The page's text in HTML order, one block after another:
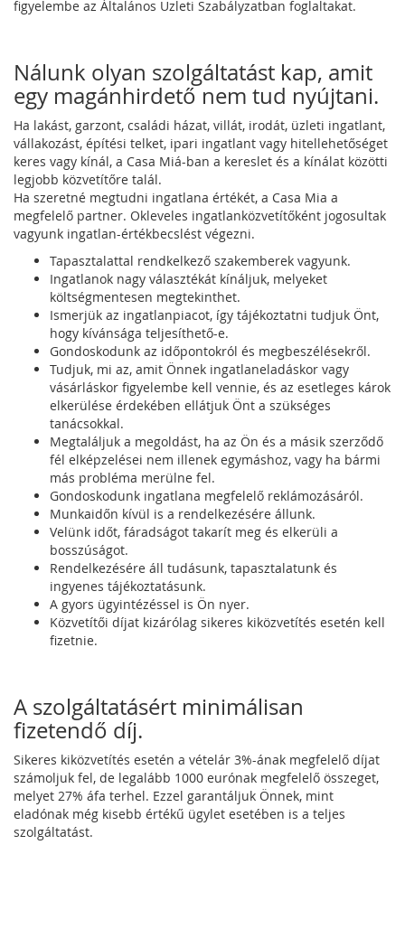
figyelembe az Általános Üzleti Szabályzatban foglaltakat.
Nálunk olyan szolgáltatást kap, amit
egy magánhirdető nem tud nyújtani.
Ha lakást, garzont, családi házat, villát, irodát, üzleti ingatlant,
vállakozást, építési telket, ipari ingatlant vagy hitellehetőséget
keres vagy kínál, a Casa Miá-ban a kereslet és a kínálat közötti
legjobb közvetítőre talál.
Ha szeretné megtudni ingatlana értékét, a Casa Mia a
megfelelő partner. Okleveles ingatlanközvetítőként jogosultak
vagyunk ingatlan-értékbecslést végezni.
Tapasztalattal rendkelkező szakemberek vagyunk.
Ingatlanok nagy választékát kínáljuk, melyeket
költségmentesen megtekinthet.
Ismerjük az ingatlanpiacot, így tájékoztatni tudjuk Önt,
hogy kívánsága teljesíthető-e.
Gondoskodunk az időpontokról és megbeszélésekről.
Tudjuk, mi az, amit Önnek ingatlaneladáskor vagy
vásárláskor figyelembe kell vennie, és az esetleges károk
elkerülése érdekében ellátjuk Önt a szükséges
tanácsokkal.
Megtaláljuk a megoldást, ha az Ön és a másik szerződő
fél elképzelései nem illenek egymáshoz, vagy ha bármi
más probléma merülne fel.
Gondoskodunk ingatlana megfelelő reklámozásáról.
Munkaidőn kívül is a rendelkezésére állunk.
Velünk időt, fáradságot takarít meg és elkerüli a
bosszúságot.
Rendelkezésére áll tudásunk, tapasztalatunk és
ingyenes tájékoztatásunk.
A gyors ügyintézéssel is Ön nyer.
Közvetítői díjat kizárólag sikeres kiközvetítés esetén kell
fizetnie.
A szolgáltatásért minimálisan
fizetendő díj.
Sikeres kiközvetítés esetén a vételár 3%-ának megfelelő díjat
számoljuk fel, de legalább 1000 eurónak megfelelő összeget,
melyet 27% áfa terhel. Ezzel garantáljuk Önnek, mint
eladónak még kisebb értékű ügylet esetében is a teljes
szolgáltatást.